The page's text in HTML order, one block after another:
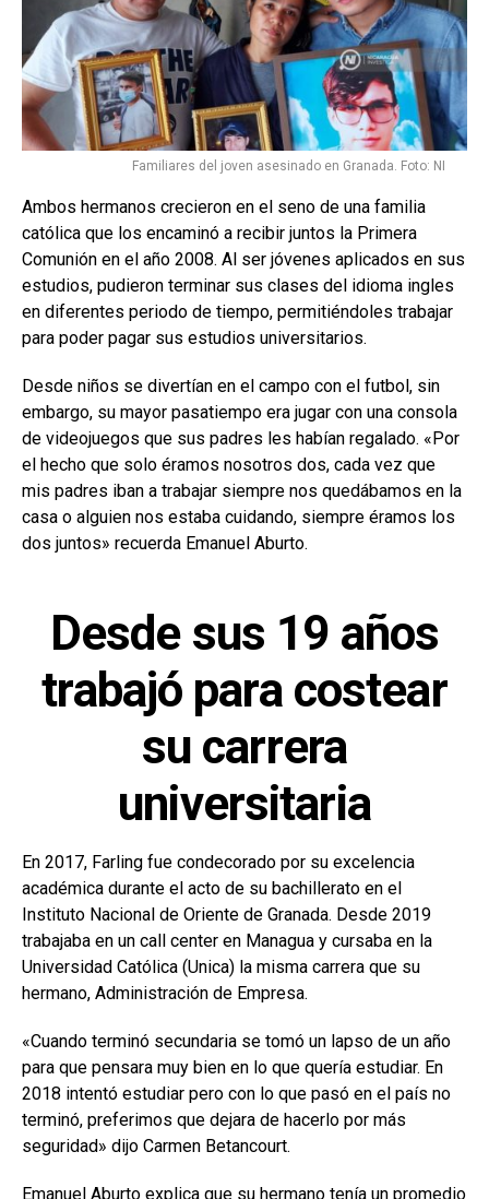
Familiares del joven asesinado en Granada. Foto: NI
Ambos hermanos crecieron en el seno de una familia
católica que los encaminó a recibir juntos la Primera
Comunión en el año 2008. Al ser jóvenes aplicados en sus
estudios, pudieron terminar sus clases del idioma ingles
en diferentes periodo de tiempo, permitiéndoles trabajar
para poder pagar sus estudios universitarios.
Desde niños se divertían en el campo con el futbol, sin
embargo, su mayor pasatiempo era jugar con una consola
de videojuegos que sus padres les habían regalado. «Por
el hecho que solo éramos nosotros dos, cada vez que
mis padres iban a trabajar siempre nos quedábamos en la
casa o alguien nos estaba cuidando, siempre éramos los
dos juntos» recuerda Emanuel Aburto.
Desde sus 19 años
trabajó para costear
su carrera
universitaria
En 2017, Farling fue condecorado por su excelencia
académica durante el acto de su bachillerato en el
Instituto Nacional de Oriente de Granada. Desde 2019
trabajaba en un call center en Managua y cursaba en la
Universidad Católica (Unica) la misma carrera que su
hermano, Administración de Empresa.
«Cuando terminó secundaria se tomó un lapso de un año
para que pensara muy bien en lo que quería estudiar. En
2018 intentó estudiar pero con lo que pasó en el país no
terminó, preferimos que dejara de hacerlo por más
seguridad» dijo Carmen Betancourt.
Emanuel Aburto explica que su hermano tenía un promedio